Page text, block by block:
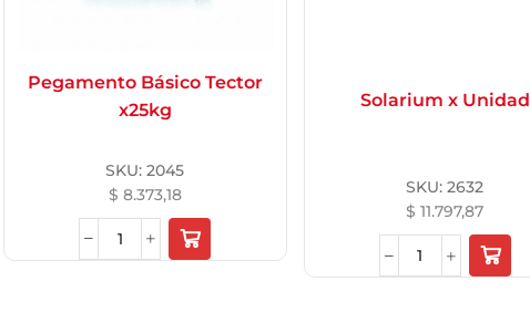
Pegamento Básico Tector
x25kg
SKU:2045
$ 8.373,18
Solarium x Unidad
SKU:2632
$ 11.797,87